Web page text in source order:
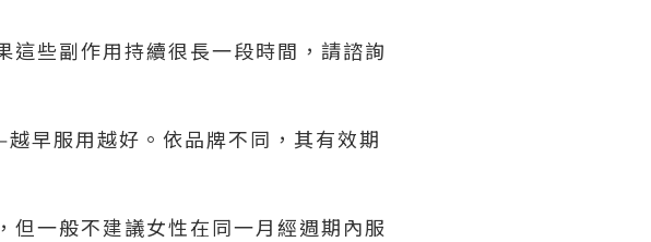
些副作用持續很長一段時間，請諮詢
早服用越好。依品牌不同，其有效期
一般不建議女性在同一月經週期內服